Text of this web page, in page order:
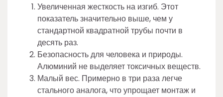
Увеличенная жесткость на изгиб. Этот
показатель значительно выше, чем у
стандартной квадратной трубы почти в
десять раз.
Безопасность для человека и природы.
Алюминий не выделяет токсичных веществ.
Малый вес. Примерно в три раза легче
стального аналога, что упрощает монтаж и